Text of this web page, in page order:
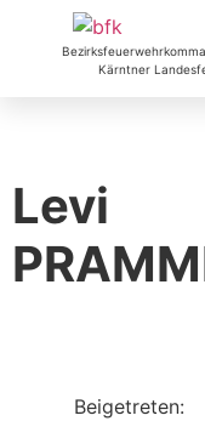
Kärntner
Levi
Beigetreten: